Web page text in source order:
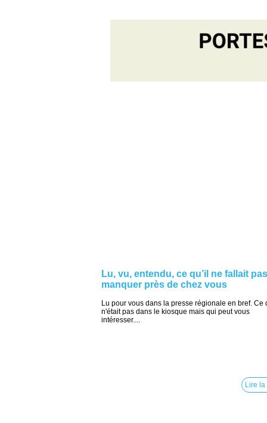
Lu, vu, entendu, ce qu’il ne fallait pas
manquer près de chez vous
Lu pour vous dans la presse régionale en bref. Ce
n'était pas dans le kiosque mais qui peut vous
intéresser....
Lire la